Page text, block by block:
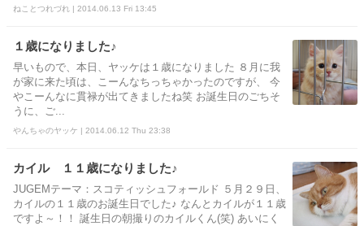
ねことつれづれ | 2014.06.13 Fri 13:45
１歳になりました♪
早いもので、本日、ヤッケは１歳になりました ８月に我
が家に来た頃は、こーんなちっちゃかったのですが、 今
やこーんなに貫禄が出てきましたね笑 お誕生日のごちそ
うに、ご...
やんちゃのヤッケ | 2014.06.12 Thu 23:38
カイル １１歳になりました♪
JUGEMテーマ：スコティッシュフォールド ５月２９日、
カイルの１１歳のお誕生日でした♪ なんとカイルが１１歳
ですよ～！！ 誕生日の朝撮りのカイルくん(笑) あいにく